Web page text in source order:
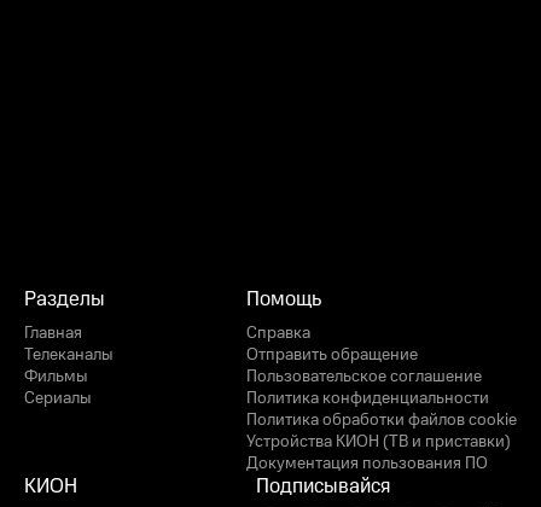
Разделы
Главная
Телеканалы
Фильмы
Сериалы
Помощь
Справка
Отправить обращение
Пользовательское соглашение
Политика конфиденциальности
Политика обработки файлов cookie
Устройства КИОН (ТВ и приставки)
Документация пользования ПО
КИОН Подписывайся